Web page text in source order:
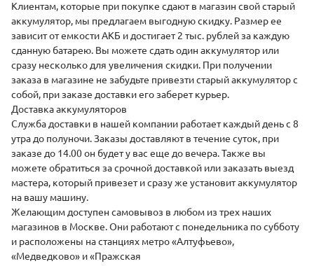
Клиентам, которые при покупке сдают в магазин свой старый
аккумулятор, мы предлагаем выгодную скидку. Размер ее
зависит от емкости АКБ и достигает 2 тыс. рублей за каждую
сданную батарею. Вы можете сдать один аккумулятор или
сразу несколько для увеличения скидки. При получении
заказа в магазине не забудьте привезти старый аккумулятор с
собой, при заказе доставки его заберет курьер.
Доставка аккумуляторов
Служба доставки в нашей компании работает каждый день с 8
утра до полуночи. Заказы доставляют в течение суток, при
заказе до 14.00 он будет у вас еще до вечера. Также вы
можете обратиться за срочной доставкой или заказать выезд
мастера, который привезет и сразу же установит аккумулятор
на вашу машину.
Желающим доступен самовывоз в любом из трех наших
магазинов в Москве. Они работают с понедельника по субботу
и расположены на станциях метро «Алтуфьево»,
«Медведково» и «Пражская